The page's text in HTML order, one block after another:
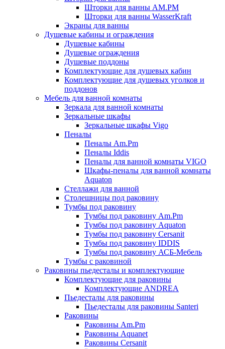
Шторки для ванны AM.PM
Шторки для ванны WasserKraft
Экраны для ванны
Душевые кабины и ограждения
Душевые кабины
Душевые ограждения
Душевые поддоны
Комплектующие для душевых кабин
Комплектующие для душевых уголков и
поддонов
Мебель для ванной комнаты
Зеркала для ванной комнаты
Зеркальные шкафы
Зеркальные шкафы Vigo
Пеналы
Пеналы Am.Pm
Пеналы Iddis
Пеналы для ванной комнаты VIGO
Шкафы-пеналы для ванной комнаты
Aquaton
Стеллажи для ванной
Столешницы под раковину
Тумбы под раковину
Тумбы под раковину Am.Pm
Тумбы под раковину Aquaton
Тумбы под раковину Cersanit
Тумбы под раковину IDDIS
Тумбы под раковину АСБ-Мебель
Тумбы с раковиной
Раковины пьедесталы и комплектующие
Комплектующие для раковины
Комплектующие ANDREA
Пьедесталы для раковины
Пьедесталы для раковины Santeri
Раковины
Раковины Am.Pm
Раковины Aquanet
Раковины Cersanit